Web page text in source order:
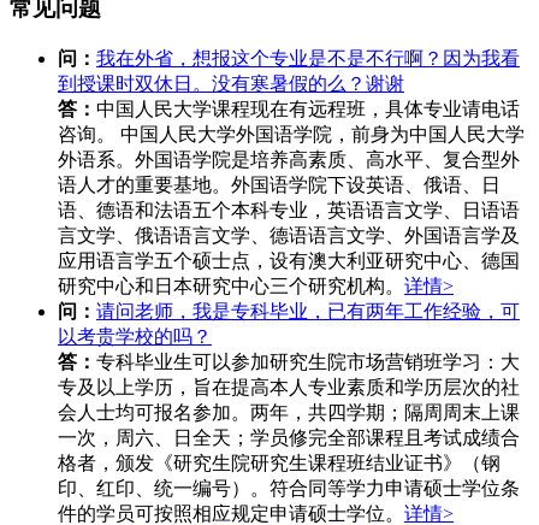
常见问题
问： 我在外省，想报这个专业是不是不行啊？因为我看
到授课时双休日。没有寒暑假的么？谢谢
答： 中国人民大学课程现在有远程班，具体专业请电话
咨询。 中国人民大学外国语学院，前身为中国人民大学
外语系。外国语学院是培养高素质、高水平、复合型外
语人才的重要基地。外国语学院下设英语、俄语、日
语、德语和法语五个本科专业，英语语言文学、日语语
言文学、俄语语言文学、德语语言文学、外国语言学及
应用语言学五个硕士点，设有澳大利亚研究中心、德国
研究中心和日本研究中心三个研究机构。 详情>
问： 请问老师，我是专科毕业，已有两年工作经验，可
以考贵学校的吗？
答： 专科毕业生可以参加研究生院市场营销班学习：大
专及以上学历，旨在提高本人专业素质和学历层次的社
会人士均可报名参加。两年，共四学期；隔周周末上课
一次，周六、日全天；学员修完全部课程且考试成绩合
格者，颁发《研究生院研究生课程班结业证书》（钢
印、红印、统一编号）。符合同等学力申请硕士学位条
件的学员可按照相应规定申请硕士学位。 详情>